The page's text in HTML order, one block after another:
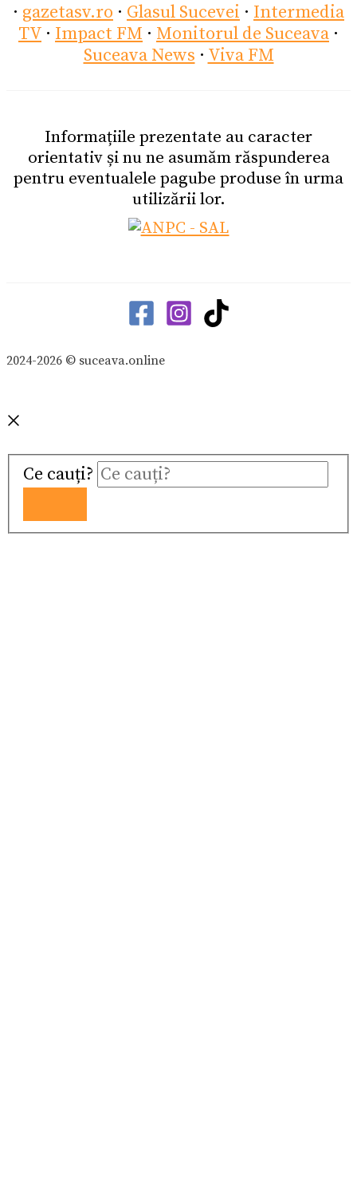
· gazetasv.ro · Glasul Sucevei · Intermedia
TV · Impact FM · Monitorul de Suceava ·
Suceava News · Viva FM
Informațiile prezentate au caracter
orientativ și nu ne asumăm răspunderea
pentru eventualele pagube produse în urma
utilizării lor.
2024-2026 © suceava.online
Ce cauți?